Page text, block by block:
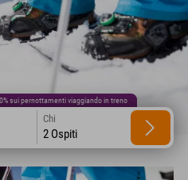
sui pernottamenti viaggiando in treno
Chi
2 Ospiti